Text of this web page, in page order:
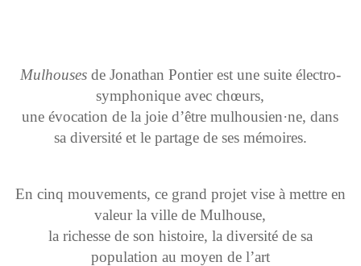
Mulhousesde Jonathan Pontier est une suite électro-
symphonique avec chœurs,
une évocation de la joie d’être mulhousien·ne, dans
sa diversité et le partage de ses mémoires.
En cinq mouvements, ce grand projet vise à mettre en
valeur la ville de Mulhouse,
la richesse de son histoire, la diversité de sa
population au moyen de l’art